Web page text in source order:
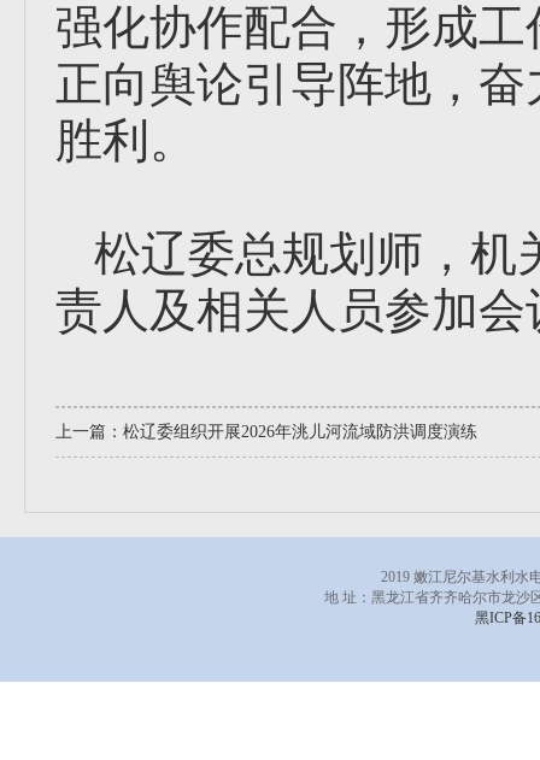
强化协作配合，形成
正向舆论引导阵地，
胜利。
松辽委总规划师，机
责人及相关人员参加会
上一篇： 松辽委组织开展2026年洮儿河流域防洪调度演练
2019 嫩江尼尔基水利水
地 址：黑龙江省齐齐哈尔市龙
黑ICP备